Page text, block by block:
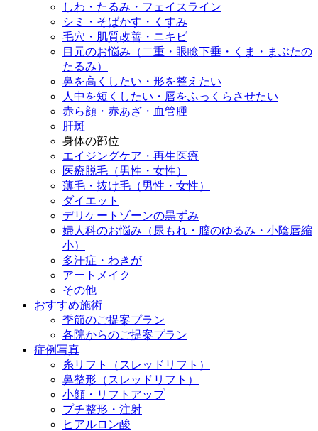
しわ・たるみ・フェイスライン
シミ・そばかす・くすみ
毛穴・肌質改善・ニキビ
目元のお悩み（二重・眼瞼下垂・くま・まぶたの
たるみ）
鼻を高くしたい・形を整えたい
人中を短くしたい・唇をふっくらさせたい
赤ら顔・赤あざ・血管腫
肝斑
身体の部位
エイジングケア・再生医療
医療脱毛（男性・女性）
薄毛・抜け毛（男性・女性）
ダイエット
デリケートゾーンの黒ずみ
婦人科のお悩み（尿もれ・膣のゆるみ・小陰唇縮
小）
多汗症・わきが
アートメイク
その他
おすすめ施術
季節のご提案プラン
各院からのご提案プラン
症例写真
糸リフト（スレッドリフト）
鼻整形（スレッドリフト）
小顔・リフトアップ
プチ整形・注射
ヒアルロン酸